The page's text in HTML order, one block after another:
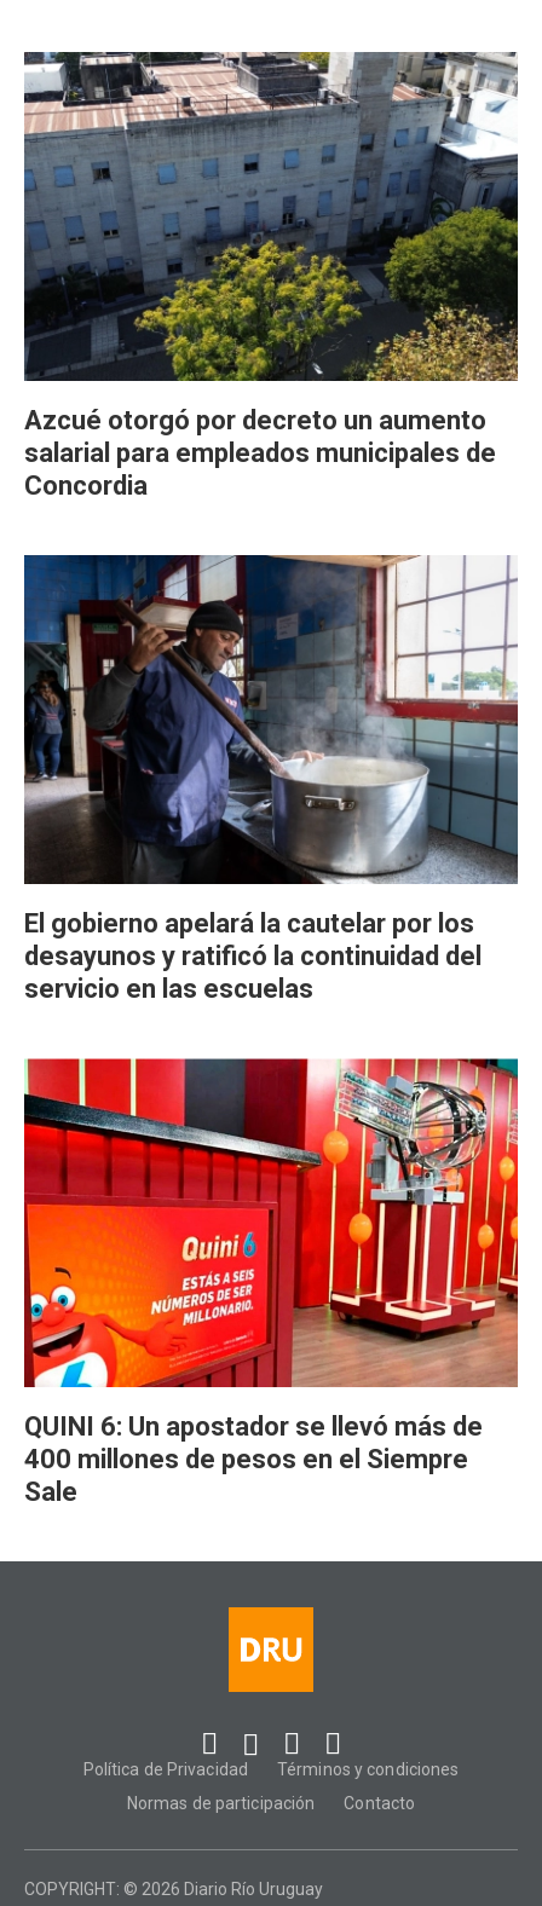
Azcué otorgó por decreto un aumento
salarial para empleados municipales de
Concordia
El gobierno apelará la cautelar por los
desayunos y ratificó la continuidad del
servicio en las escuelas
QUINI 6: Un apostador se llevó más de
400 millones de pesos en el Siempre
Sale
Política de Privacidad
Términos y condiciones
Normas de participación
Contacto
COPYRIGHT: © 2026 Diario Río Uruguay